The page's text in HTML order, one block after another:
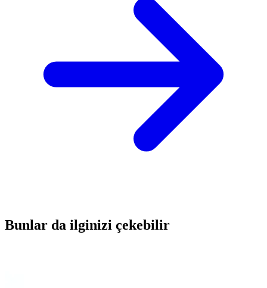
Bunlar da ilginizi çekebilir